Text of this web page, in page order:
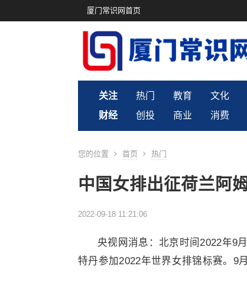
厦门常识网首页
关注 热门 教育
文化
财经
创投 商业 消费
您的位置 首页 热门
中国女排出征荷兰阿
2022-09-18 11:21:06
央视网消息：北京时间2022年9
特丹参加2022年世界女排锦标赛。9